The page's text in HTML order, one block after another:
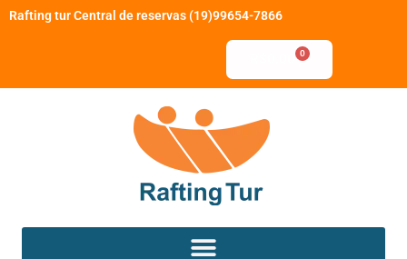
Rafting tur Central de reservas (19)99654-7866
0